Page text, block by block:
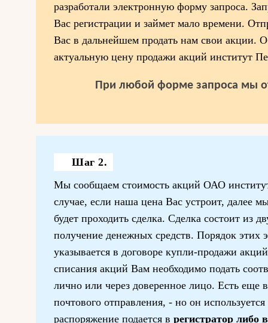
разработали электронную форму запроса.
Вас регистрации и займет мало времени.
Вас в дальнейшем продать нам свои акции.
актуальную цену продажи акций институт
При любой форме запроса мы
Шаг 2.
Мы сообщаем стоимость акций ОАО
случае, если наша цена Вас устроит, далее
будет проходить сделка. Сделка состоит из
получение денежных средств. Порядок
указывается в договоре купли-продажи
списания акций Вам необходимо подать
лично или через доверенное лицо. Есть еще
почтового отправления, - но он
распоряжение подается в регистратор либо